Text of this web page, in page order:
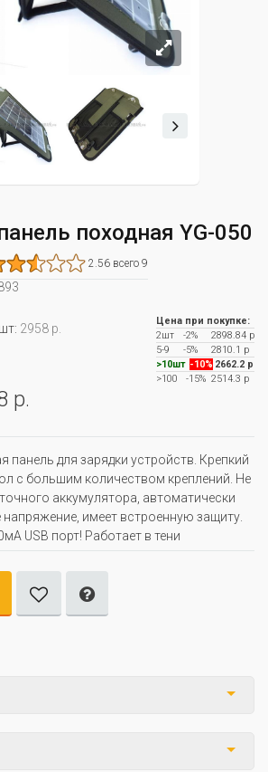
походная YG-050
2.56 всего 9
2958 р.
р.
Цена при покупке:
2шт
-2%
2898.84 р
5-9
-5%
2810.1 р
>10шт -10% 2662.2 р
>100
-15% 2514.3 р
панель для зарядки устройств. Крепкий
с большим количеством креплений. Не
аккумулятора, автоматически
имеет встроенную защиту.
USB порт! Работает в тени